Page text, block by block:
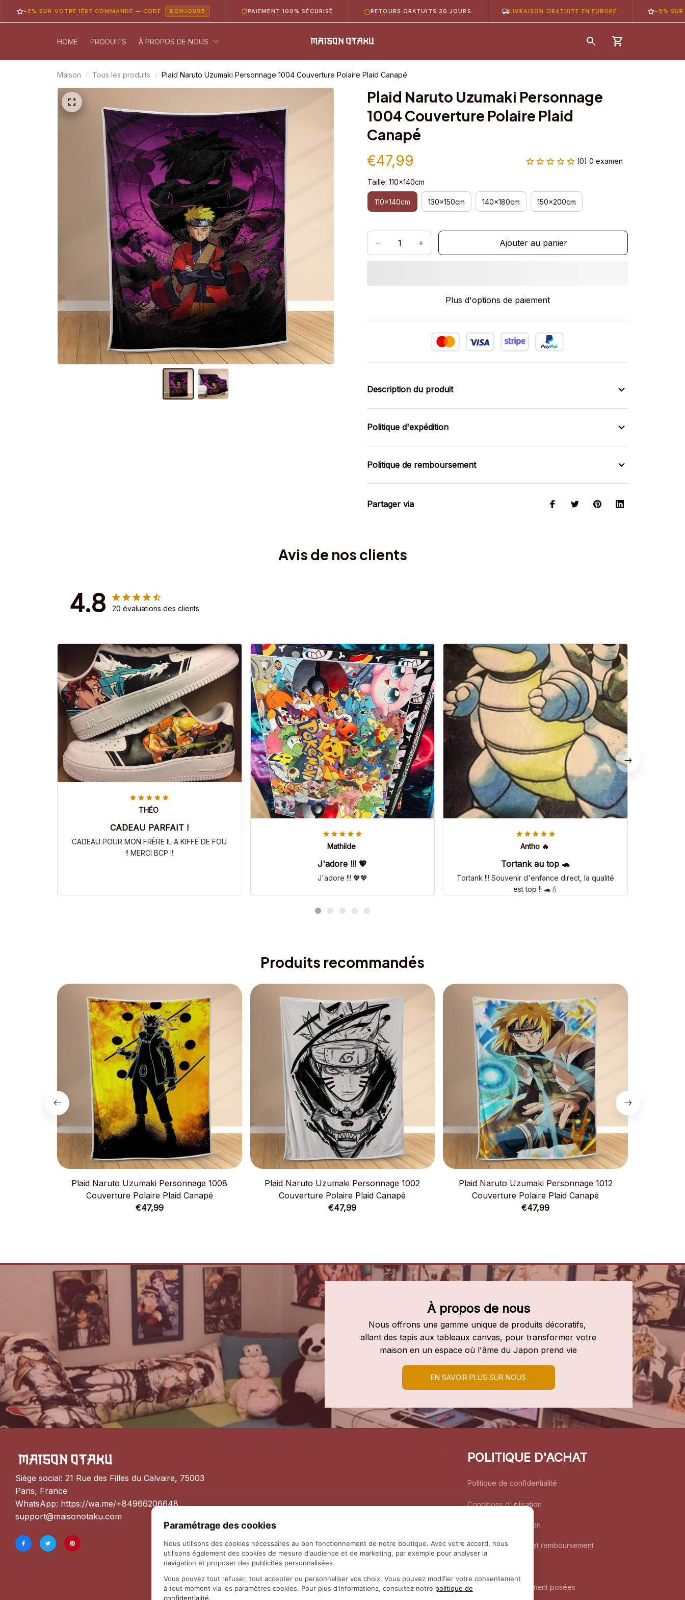
SUR VOTRE 1ÈRE COMMANDE — CODE BONJOUR5 PAIEMENT 100% SÉCURISÉ RETOURS GRATUITS 30 JOURS LIVRAISON GRATUITE EN EUROPE -5% SUR VOTRE
HOME PRODUITS À PROPOS DE NOUS
Maison Tous les produits Plaid Naruto Uzumaki Personnage 1004 Couverture Polaire Plaid Canapé
Plaid Naruto Uzumaki Personnage
1004 Couverture Polaire Plaid
Canapé
€47,99 (0) 0 examen
Taille: 110x140cm
110x140cm 130x150cm 140x180cm 150x200cm
Ajouter au panier
Plus d'options de paiement
Description du produit
Politique d'expédition
Politique de remboursement
Partager via
Avis de nos clients
4.8 20 évaluations des clients
THÉO
CADEAU PARFAIT !
CADEAU POUR MON FRÈRE IL A KIFFÉ DE FOU
!! MERCI BCP !!
Mathilde
J'adore !!! 💖
J'adore !!! 💖💖
Antho 🔥
Tortank au top 🐢
Tortank !!! Souvenir d'enfance direct, la qualité
est top !! 🐢💧
Produits recommandés
Plaid Naruto Uzumaki Personnage 1008
Couverture Polaire Plaid Canapé
€47,99
Plaid Naruto Uzumaki Personnage 1002
Couverture Polaire Plaid Canapé
€47,99
Plaid Naruto Uzumaki Personnage 1012
Couverture Polaire Plaid Canapé
€47,99
À propos de nous
Nous offrons une gamme unique de produits décoratifs,
allant des tapis aux tableaux canvas, pour transformer votre
maison en un espace où l'âme du Japon prend vie
EN SAVOIR PLUS SUR NOUS
Siège social: 21 Rue des Filles du Calvaire, 75003
Paris, France
WhatsApp: https://wa.me/+84966206648
support@maisonotaku.com
POLITIQUE D'ACHAT
Politique de confidentialité
Conditions d’utilisation
Politique d’expédition
Politique de retour et remboursement
Questions fréquemment posées
Paramétrage des cookies
Nous utilisons des cookies nécessaires au bon fonctionnement de notre boutique. Avec votre accord, nous
utilisons également des cookies de mesure d'audience et de marketing, par exemple pour analyser la
navigation et proposer des publicités personnalisées.
Vous pouvez tout refuser, tout accepter ou personnaliser vos choix. Vous pouvez modifier votre consentement
à tout moment via les paramètres cookies. Pour plus d'informations, consultez notre politique de
confidentialité.